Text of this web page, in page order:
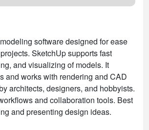
software designed for ease
SketchUp supports fast
and visualizing of models. It
and works with rendering and CAD
architects, designers, and hobbyists.
and collaboration tools. Best
and presenting design ideas.